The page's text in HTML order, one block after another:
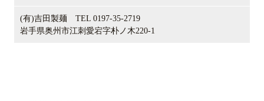
(有)吉田製麺 TEL 0197-35-2719
岩手県奥州市江刺愛宕字朴ノ木220-1